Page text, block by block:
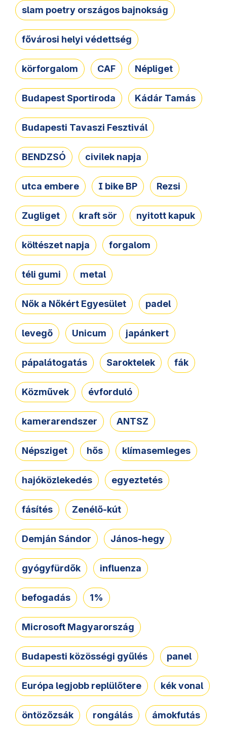
slam poetry országos bajnokság
fővárosi helyi védettség
körforgalom CAF Népliget
Budapest Sportiroda Kádár Tamás
Budapesti Tavaszi Fesztivál
BENDZSÓ civilek napja
utca embere I bike BP Rezsi
Zugliget kraft sör nyitott kapuk
költészet napja forgalom
téli gumi metal
Nők a Nőkért Egyesület padel
levegő Unicum japánkert
pápalátogatás Saroktelek fák
Közművek évforduló
kamerarendszer ANTSZ
Népsziget hős klímasemleges
hajóközlekedés egyeztetés
fásítés Zenélő-kút
Demján Sándor János-hegy
gyógyfürdők influenza
befogadás 1%
Microsoft Magyarország
Budapesti közösségi gyűlés panel
Európa legjobb replülőtere kék vonal
öntözőzsák rongálás ámokfutás